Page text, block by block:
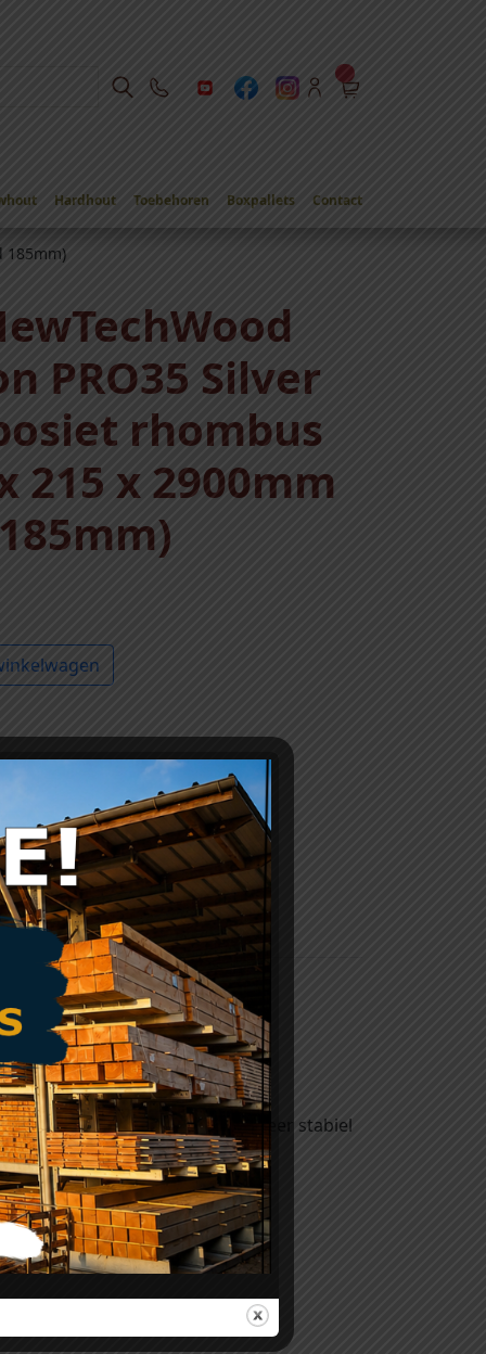
Hardhout Toebehoren Boxpallets Contact
185mm)
PRO35 Silver
rhombus
215 x 2900mm
(werkend 185mm)
en houtvezels, wat het zeer stabiel
vlekbestendig zijn.
ervan.